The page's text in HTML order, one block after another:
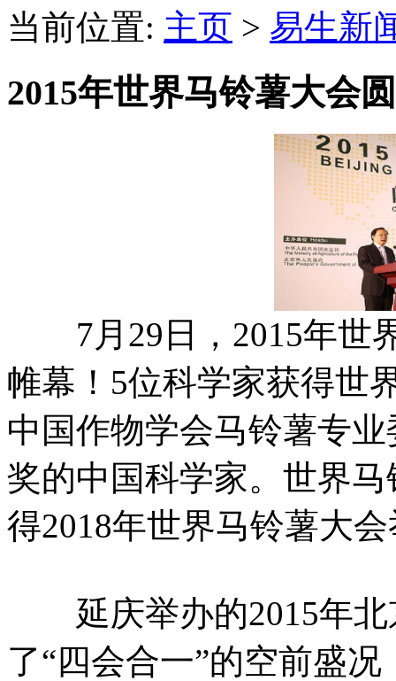
当前位置: 主页 > 易生新
2015年世界马铃薯大会
7月29日，2015年世
帷幕！5位科学家获得世
中国作物学会马铃薯专
奖的中国科学家。世界
得2018年世界马铃薯大
延庆举办的2015年北
了“四会合一”的空前盛